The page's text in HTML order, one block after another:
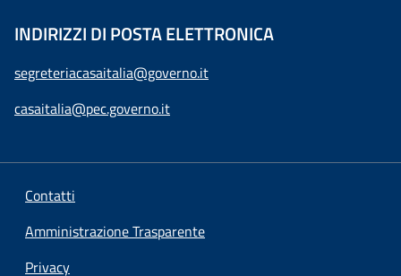
INDIRIZZI DI POSTA ELETTRONICA
segreteriacasaitalia@governo.it
casaitalia@pec.governo.it
Contatti
Amministrazione Trasparente
Privacy